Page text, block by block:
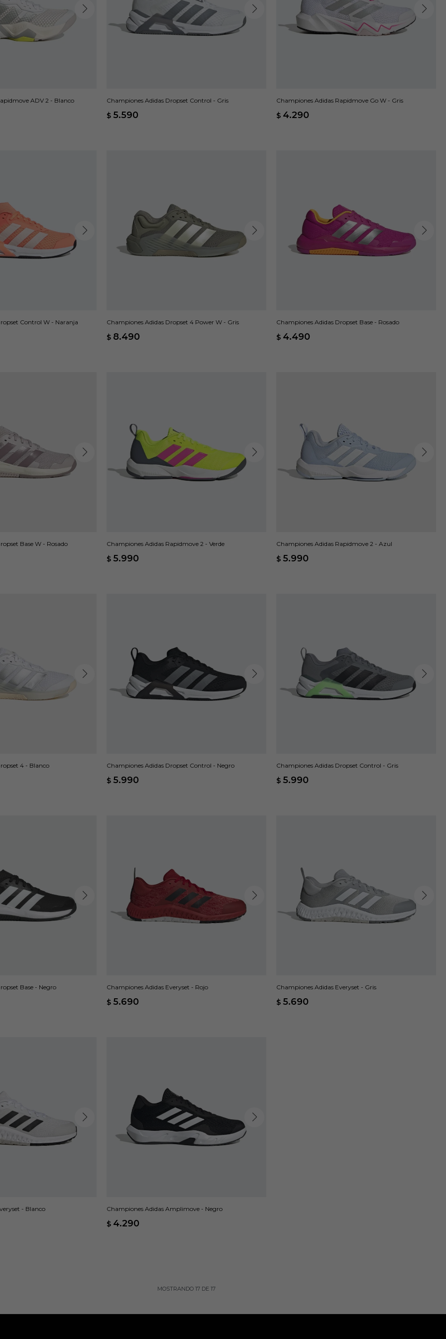
ADV 2 - Blanco Championes Adidas Dropset Control - Gris
$ 5.590
Championes Adidas Rapidmove Go W - Gris
$ 4.290
Control W - Naranja Championes Adidas Dropset 4 Power W - Gris
$ 8.490
Championes Adidas Dropset Base - Rosado
$ 4.490
Base W - Rosado Championes Adidas Rapidmove 2 - Verde
$ 5.990
Championes Adidas Rapidmove 2 - Azul
$ 5.990
4 - Blanco Championes Adidas Dropset Control - Negro
$ 5.990
Championes Adidas Dropset Control - Gris
$ 5.990
Base - Negro Championes Adidas Everyset - Rojo
$ 5.690
Championes Adidas Everyset - Gris
$ 5.690
- Blanco Championes Adidas Amplimove - Negro
$ 4.290
MOSTRANDO 17DE 17